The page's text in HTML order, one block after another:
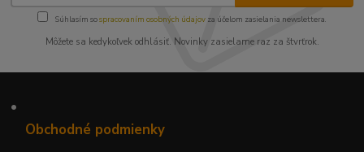
Súhlasím sospracovaním osobných údajov za účelom zasielania newslettera.
Môžete sa kedykoľvek odhlásiť. Novinky zasielame raz za štvrťrok.
•
Obchodné podmienky